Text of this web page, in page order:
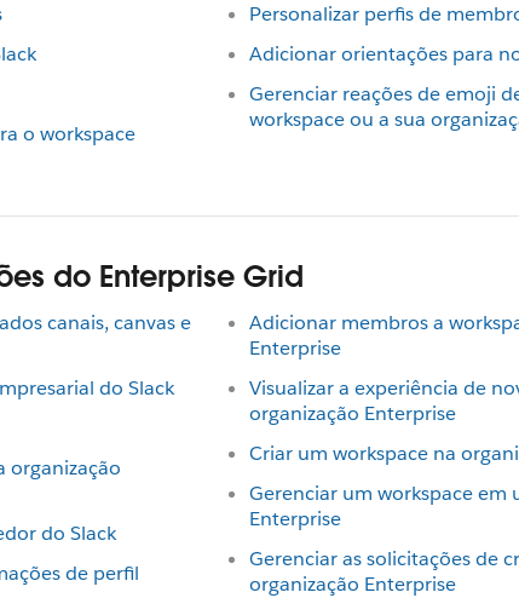
o workspace
Personalizar perfis de
Adicionar orientações para
Gerenciar reações de emoji
workspace ou a sua
do Enterprise Grid
canais, canvas e
do Slack
organização
do Slack
de perfil
Adicionar membros a
Enterprise
Visualizar a experiência de
organização Enterprise
Criar um workspace na
Gerenciar um workspace em
Enterprise
Gerenciar as solicitações de
organização Enterprise